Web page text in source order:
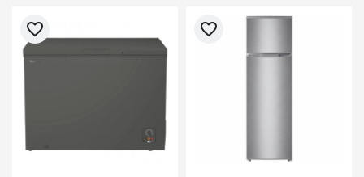
favorite_border favorite_border